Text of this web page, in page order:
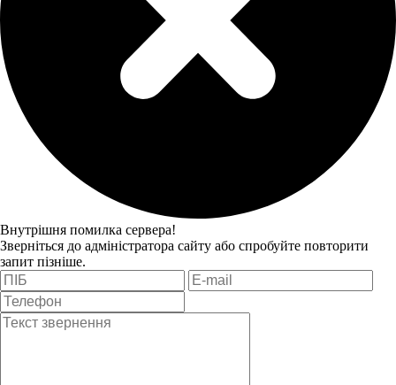
Внутрішня помилка сервера!
Зверніться до адміністратора сайту або спробуйте повторити
запит пізніше.